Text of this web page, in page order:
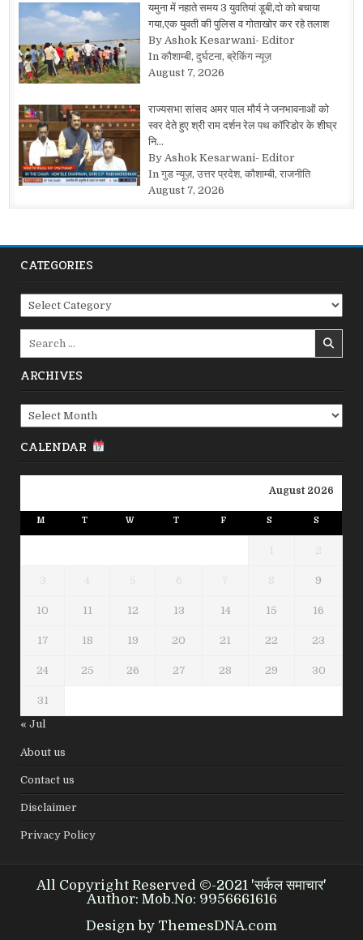
यमुना में नहाते समय 3 युवतियां डूबी,दो को बचाया
गया,एक युवती की पुलिस व गोताखोर कर रहे तलाश
By Ashok Kesarwani- Editor
In कौशाम्बी, दुर्घटना, ब्रेकिंग न्यूज़
August 7, 2026
राज्यसभा सांसद अमर पाल मौर्य ने जनभावनाओं को
स्वर देते हुए श्री राम दर्शन रेल पथ कॉरिडोर के शीघ्र
नि…
By Ashok Kesarwani- Editor
In गुड न्यूज़, उत्तर प्रदेश, कौशाम्बी, राजनीति
August 7, 2026
CATEGORIES
Categories
ARCHIVES
Archives
CALENDAR
August 2026
M T W T F S S
1 2
3 4 5 6 7 8 9
10 11 12 13 14 15 16
17 18 19 20 21 22 23
24 25 26 27 28 29 30
31
« Jul
About us
Contact us
Disclaimer
Privacy Policy
All Copyright Reserved ©-2021 'सर्कल समाचार'
Author: Mob.No: 9956661616
Design by ThemesDNA.com